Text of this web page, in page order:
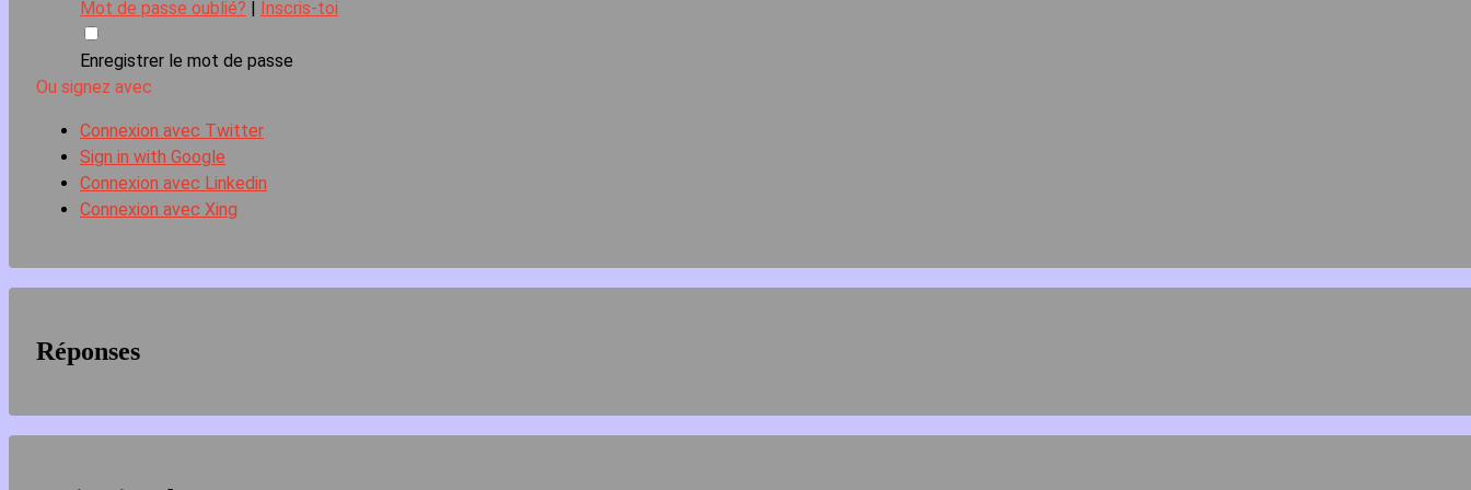
Mot de passe oublié? Inscris-toi
Enregistrer le mot de passe
Ou signez avec
Connexion avec Twitter
Sign in with Google
Connexion avec Linkedin
Connexion avec Xing
Réponses